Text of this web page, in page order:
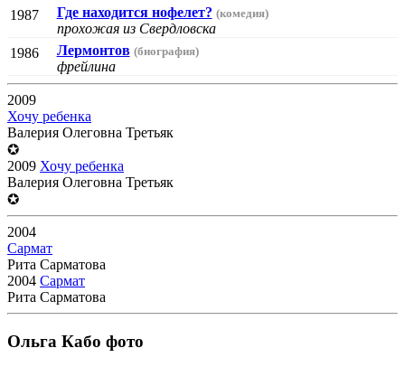
1987
Где находится нофелет? (комедия)
прохожая из Свердловска
1986
Лермонтов (биография)
фрейлина
2009
Хочу ребенка
Валерия Олеговна Третьяк
✪
2009 Хочу ребенка
Валерия Олеговна Третьяк
✪
2004
Сармат
Рита Сарматова
2004 Сармат
Рита Сарматова
Ольга Кабо фото